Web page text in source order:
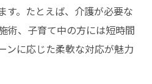
す。たとえば、介護が必要な
術、子育て中の方には短時間
ンに応じた柔軟な対応が魅力